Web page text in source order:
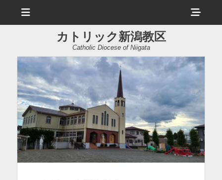
ュ
ヘ
ッ
ー
ド
バ
ー
コ
カトリック新潟教区
Catholic Diocese of Niigata